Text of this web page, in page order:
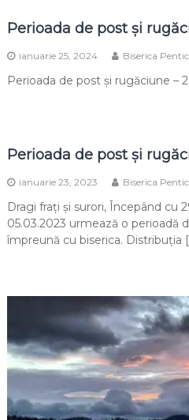
Perioada de post și
ianuarie 25, 2024 Biserica
Perioada de post și rugăciune –
Perioada de post și
ianuarie 23, 2023 Biserica
Dragi frați și surori, Începând cu
05.03.2023 urmează o perioadă
împreună cu biserica. Distribuția